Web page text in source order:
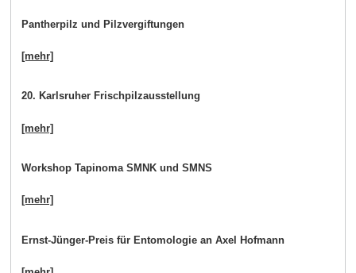
Pantherpilz und Pilzvergiftungen
[mehr]
20. Karlsruher Frischpilzausstellung
[mehr]
Workshop Tapinoma SMNK und SMNS
[mehr]
Ernst-Jünger-Preis für Entomologie an Axel Hofmann